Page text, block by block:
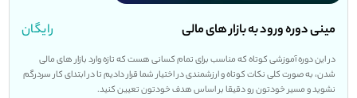
مینی دوره ورود به بازار های مالی رایگان
در این دوره آموزشی کوتاه که مناسب برای تمام کسانی هست که تازه وارد بازار های مالی
شدن، به صورت کلی نکات کوتاه و ارزشمندی در اختیار شما قرار دادیم تا در ابتدای کار سردرگم
نشوید و مسیر خودتون رو دقیقا بر اساس هدف خودتون تعیین کنید.